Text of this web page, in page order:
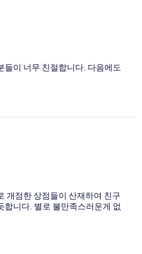
들이 너무 친절합니다. 다음에도
개점한 상점들이 산재하여 친구
합니다. 별로 불만족스러운게 없